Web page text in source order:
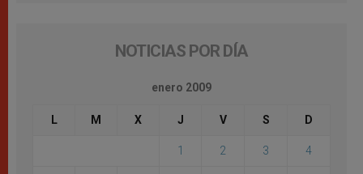
NOTICIAS POR DÍA
enero 2009
L M X J V S D
1 2 3 4